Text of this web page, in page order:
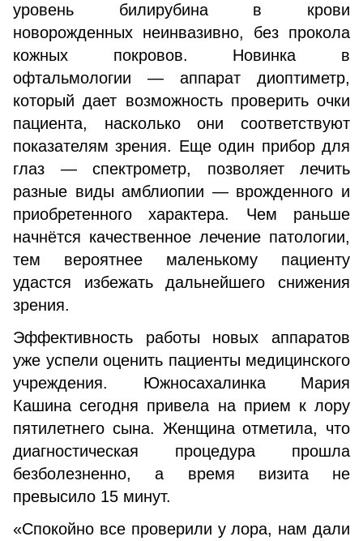
уровень билирубина в крови
новорожденных неинвазивно, без прокола
кожных покровов. Новинка в
офтальмологии — аппарат диоптиметр,
который дает возможность проверить очки
пациента, насколько они соответствуют
показателям зрения. Еще один прибор для
глаз — спектрометр, позволяет лечить
разные виды амблиопии — врожденного и
приобретенного характера. Чем раньше
начнётся качественное лечение патологии,
тем вероятнее маленькому пациенту
удастся избежать дальнейшего снижения
зрения.
Эффективность работы новых аппаратов
уже успели оценить пациенты медицинского
учреждения. Южносахалинка Мария
Кашина сегодня привела на прием к лору
пятилетнего сына. Женщина отметила, что
диагностическая процедура прошла
безболезненно, а время визита не
превысило 15 минут.
«Спокойно все проверили у лора, нам дали